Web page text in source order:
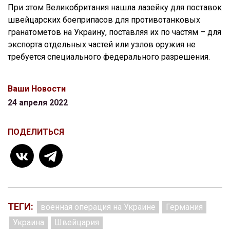
При этом Великобритания нашла лазейку для поставок
швейцарских боеприпасов для противотанковых
гранатометов на Украину, поставляя их по частям – для
экспорта отдельных частей или узлов оружия не
требуется специального федерального разрешения.
Ваши Новости
24 апреля 2022
ПОДЕЛИТЬСЯ
ТЕГИ: военная операция на Украине
Германия
Украина
Швейцария